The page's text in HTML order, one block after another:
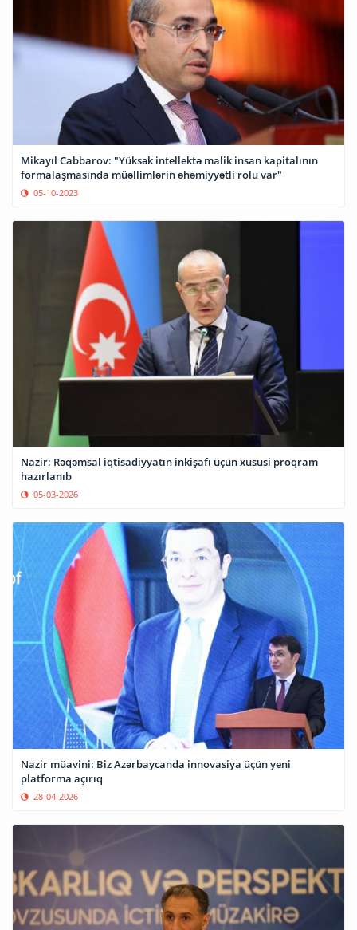
Mikayıl Cabbarov: "Yüksək intellektə malik insan kapitalının
formalaşmasında müəllimlərin əhəmiyyətli rolu var"
05-10-2023
Nazir: Rəqəmsal iqtisadiyyatın inkişafı üçün xüsusi proqram
hazırlanıb
05-03-2026
Nazir müavini: Biz Azərbaycanda innovasiya üçün yeni
platforma açırıq
28-04-2026